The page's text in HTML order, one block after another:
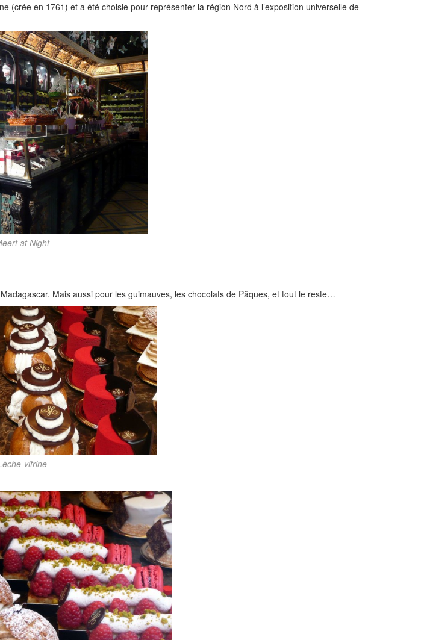
(crée en 1761) et a été choisie pour représenter la région Nord à l’exposition universelle de
at Night
Mais aussi pour les guimauves, les chocolats de Pâques, et tout le reste…
vitrine